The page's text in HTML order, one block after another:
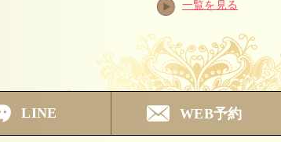
一覧を見る
LINE WEB予約